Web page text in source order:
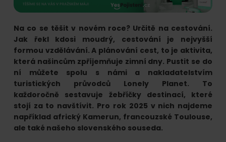
Vyberte
pojištění
online.
Na co se těšit v novém roce? Určitě na cestování.
Jak řekl kdosi moudrý, cestování je nejvyšší
formou vzdělávání. A plánování cest, to je aktivita,
která našincům zpříjemňuje zimní dny. Pustit se do
ní můžete spolu s námi a nakladatelstvím
turistických průvodců Lonely Planet. To
každoročně sestavuje žebříčky destinací, které
stojí za to navštívit. Pro rok 2025 v nich najdeme
například africký Kamerun, francouzské Toulouse,
ale také našeho slovenského souseda.